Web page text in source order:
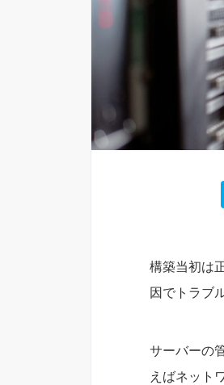
構築当初は
因でトラブ
サーバーの
えばネット